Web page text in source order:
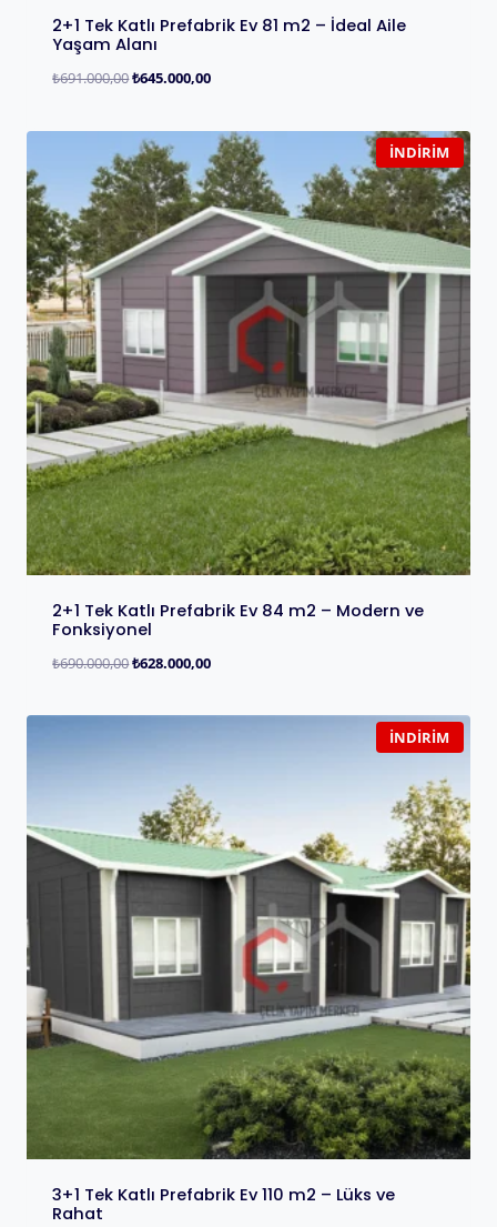
2+1 Tek Katlı Prefabrik Ev 81 m2 – İdeal Aile
Yaşam Alanı
₺691.000,00₺645.000,00
İNDIRIM
2+1 Tek Katlı Prefabrik Ev 84 m2 – Modern ve
Fonksiyonel
₺690.000,00₺628.000,00
İNDIRIM
3+1 Tek Katlı Prefabrik Ev 110 m2 – Lüks ve
Rahat